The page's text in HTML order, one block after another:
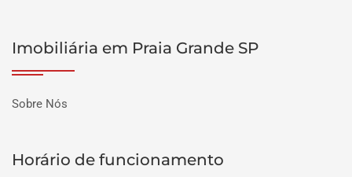
Imobiliária em Praia Grande SP
Sobre Nós
Horário de funcionamento